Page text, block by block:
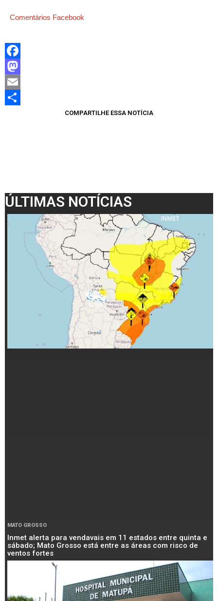
Comentários Facebook
Facebook
Mastodon
Email
COMPARTILHE ESSA NOTÍCIA
ÚLTIMAS NOTÍCIAS
MATO GROSSO
Inmet alerta para vendavais em 11 estados entre quinta e
sábado; Mato Grosso está entre as áreas com risco de
ventos fortes